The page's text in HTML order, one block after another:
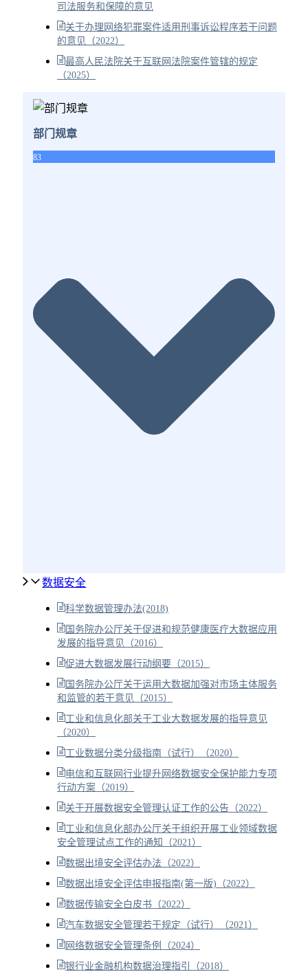
司法服务和保障的意见
关于办理网络犯罪案件适用刑事诉讼程序若干问题
的意见（2022）
最高人民法院关于互联网法院案件管辖的规定
（2025）
部门规章
83
数据安全
科学数据管理办法(2018)
国务院办公厅关于促进和规范健康医疗大数据应用
发展的指导意见（2016）
促进大数据发展行动纲要（2015）
国务院办公厅关于运用大数据加强对市场主体服务
和监管的若干意见（2015）
工业和信息化部关于工业大数据发展的指导意见
（2020）
工业数据分类分级指南（试行）（2020）
电信和互联网行业提升网络数据安全保护能力专项
行动方案（2019）
关于开展数据安全管理认证工作的公告（2022）
工业和信息化部办公厅关于组织开展工业领域数据
安全管理试点工作的通知（2021）
数据出境安全评估办法（2022）
数据出境安全评估申报指南(第一版)（2022）
数据传输安全白皮书（2022）
汽车数据安全管理若干规定（试行）（2021）
网络数据安全管理条例（2024）
银行业金融机构数据治理指引（2018）